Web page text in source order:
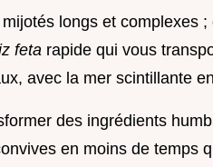
longs et complexes
feta rapide qui vous
avec la mer scintillante
des ingrédients
en moins de temps